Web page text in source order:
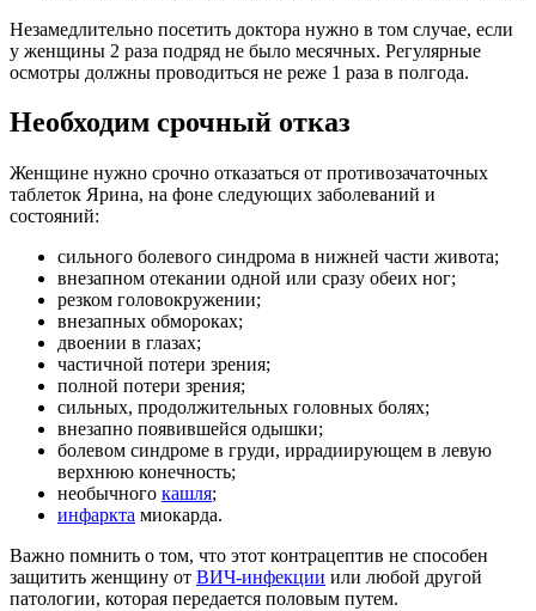
Незамедлительно посетить доктора нужно в том случае, если
у женщины 2 раза подряд не было месячных. Регулярные
осмотры должны проводиться не реже 1 раза в полгода.
Необходим срочный отказ
Женщине нужно срочно отказаться от противозачаточных
таблеток Ярина, на фоне следующих заболеваний и
состояний:
сильного болевого синдрома в нижней части живота;
внезапном отекании одной или сразу обеих ног;
резком головокружении;
внезапных обмороках;
двоении в глазах;
частичной потери зрения;
полной потери зрения;
сильных, продолжительных головных болях;
внезапно появившейся одышки;
болевом синдроме в груди, иррадиирующем в левую
верхнюю конечность;
необычного кашля;
инфаркта миокарда.
Важно помнить о том, что этот контрацептив не способен
защитить женщину от ВИЧ-инфекции или любой другой
патологии, которая передается половым путем.